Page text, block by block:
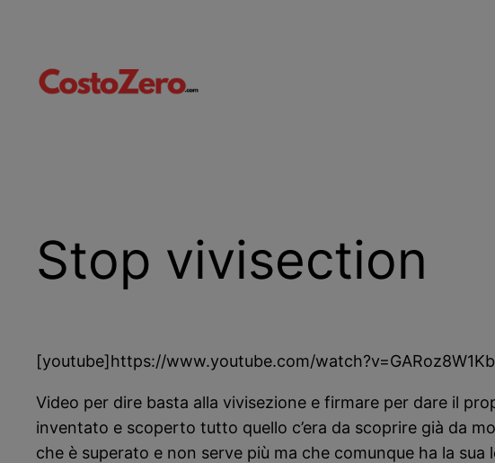
contenuto
Stop vivisection
[youtube]https://www.youtube.com/
Video per dire basta alla vivisezione e firmare per dare il
inventato e scoperto tutto quello c’era da scoprire già da
che è superato e non serve più ma che comunque ha la